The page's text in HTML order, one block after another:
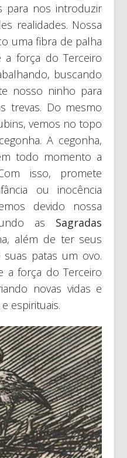
para nos introduzir
realidades. Nossa
uma fibra de palha
força do Terceiro
buscando
nosso ninho para
trevas. Do mesmo
vemos no topo
A cegonha,
todo momento a
isso, promete
ou inocência
devido nossa
as Sagradas
além de ter seus
patas um ovo.
a força do Terceiro
novas vidas e
espirituais.